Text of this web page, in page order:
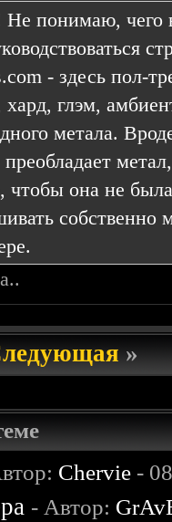
понимаю, чего
- здесь пол-
хард, глэм,
метала.
преобладает
чтобы она не
собственно
»
Chervie -
- Автор: